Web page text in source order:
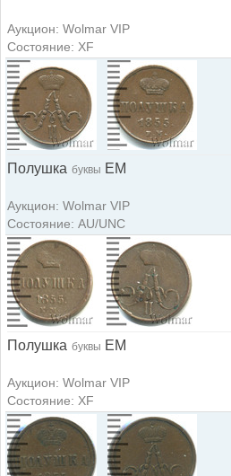
Аукцион: Wolmar VIP
Состояние: XF
Полушка буквы ЕМ
Аукцион: Wolmar VIP
Состояние: AU/UNC
Полушка буквы ЕМ
Аукцион: Wolmar VIP
Состояние: XF